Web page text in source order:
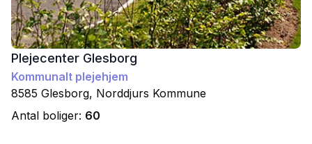
Plejecenter Glesborg
Kommunalt plejehjem
8585 Glesborg, Norddjurs Kommune
Antal boliger: 60